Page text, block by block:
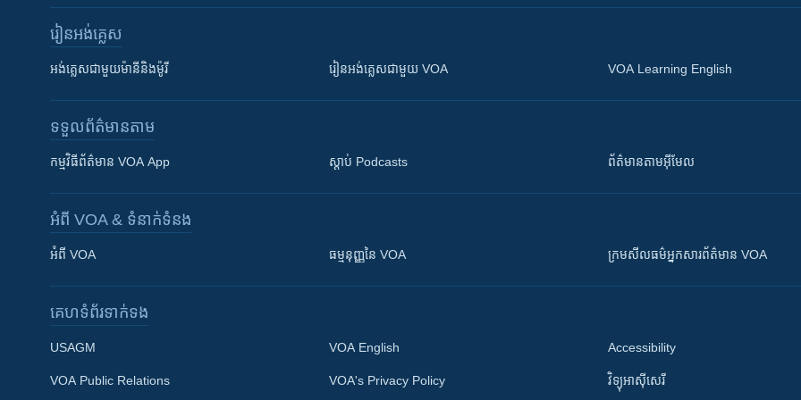
រៀន​​អង់គ្លេស
អង់គ្លេស​ជាមួយ​ម៉ានី​និង​ម៉ូរី រៀន​​​​​​អង់គ្លេស​​ជាមួយ VOA VOA Learning English
ទទួល​ព័ត៌មាន​តាម
កម្មវិធី​ព័ត៌មាន VOA App ស្តាប់ Podcasts ព័ត៌មាន​តាម​អ៊ីមែល
អំពី​ VOA & ទំនាក់ទំនង
អំពី​ VOA ធម្មនុញ្ញ​នៃ VOA ក្រម​​​សីលធម៌​​​អ្នក​​​សារព័ត៌មាន VOA
គេហទំព័រ​​ទាក់ទង
USAGM
VOA Public Relations
VOA English
VOA's Privacy Policy
Accessibility
វិទ្យុ​អាស៊ី​សេរី